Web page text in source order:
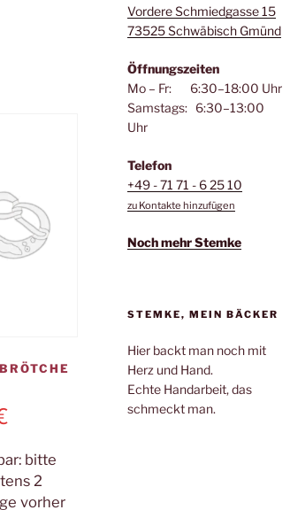
bitte
2
vorher
Vordere Schmiedgasse 15
73525 Schwäbisch Gmünd
Öffnungszeiten
Mo – Fr: 6:30–18:00 Uhr
Samstags: 6:30–13:00
Uhr
Telefon
+49 - 71 71 - 6 25 10
zu Kontakte hinzufügen
Noch mehr Stemke
STEMKE, MEIN BÄCKER
Hier backt man noch mit
Herz und Hand.
Echte Handarbeit, das
schmeckt man.